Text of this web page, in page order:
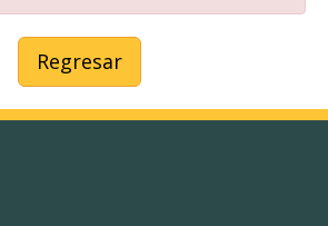
Regresar